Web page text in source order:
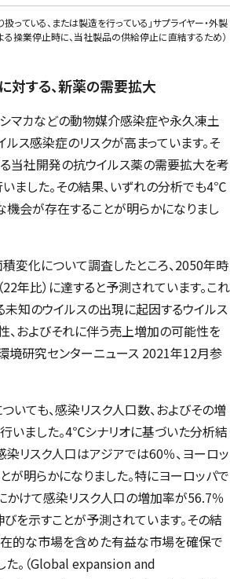
っている、または製造を行っている」サプライヤー・外製
る操業停止時に、当社製品の供給停止に直結するため）
対する、新薬の需要拡大
シマカなどの動物媒介感染症や永久凍土
ス感染症のリスクが高まっています。そ
当社開発の抗ウイルス薬の需要拡大を考
ました。その結果、いずれの分析でも4℃
機会が存在することが明らかになりまし
変化について調査したところ、2050年時
年比）に達すると予測されています。これ
未知のウイルスの出現に起因するウイルス
、およびそれに伴う売上増加の可能性を
環境研究センターニュース 2021年12月参
ても、感染リスク人口数、およびその増
いました。4℃シナリオに基づいた分析結
染リスク人口はアジアでは60％、ヨーロッ
が明らかになりました。特にヨーロッパで
けて感染リスク人口の増加率が56.7％
を示すことが予測されています。その結
的な市場を含めた有益な市場を確保で
。（Global expansion and